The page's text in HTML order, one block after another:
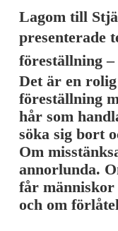
Lagom till
presenterade
föreställning –
Det är en
föreställning
hår som
söka sig bort
Om
annorlunda.
får
och om